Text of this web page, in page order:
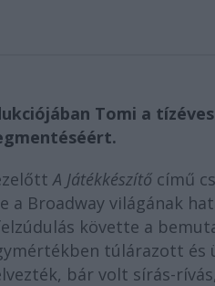
Tomi a
A Játékkészítő című
a Broadway világának
követte a
túlárazott
bár volt sírás-